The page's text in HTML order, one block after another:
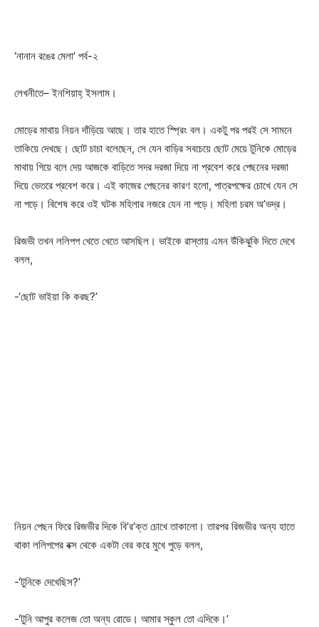
‘নানান রঙের মেলা’ পর্ব-২
লেখনীতে– ইনশিয়াহ্ ইসলাম।
মোড়ের মাথায় নিয়ন দাঁড়িয়ে আছে। তার হাতে স্প্রিং বল। একটু পর পরই সে সামনে
তাকিয়ে দেখছে। ছোট চাচা বলেছেন, সে যেন বাড়ির সবচেয়ে ছোট মেয়ে টুনিকে মোড়ের
মাথায় গিয়ে বলে দেয় আজকে বাড়িতে সদর দরজা দিয়ে না প্রবেশ করে পেছনের দরজা
দিয়ে ভেতরে প্রবেশ করে। এই কাজের পেছনের কারণ হলো, পাত্রপক্ষের চোখে যেন সে
না পড়ে। বিশেষ করে ওই ঘটক মহিলার নজরে যেন না পড়ে। মহিলা চরম অ’ভদ্র।
রিজভী তখন ললিপপ খেতে খেতে আসছিল। ভাইকে রাস্তায় এমন উঁকিঝুকি দিতে দেখে
বলল,
-‘ছোট ভাইয়া কি করছ?’
নিয়ন পেছন ফিরে রিজভীর দিকে বি’র’ক্ত চোখে তাকালো। তারপর রিজভীর অন্য হাতে
থাকা ললিপপের বক্স থেকে একটা বের করে মুখে পুড়ে বলল,
-‘টুনিকে দেখেছিস?’
-‘টুনি আপুর কলেজ তো অন্য রোডে। আমার স্কুল তো এদিকে।’